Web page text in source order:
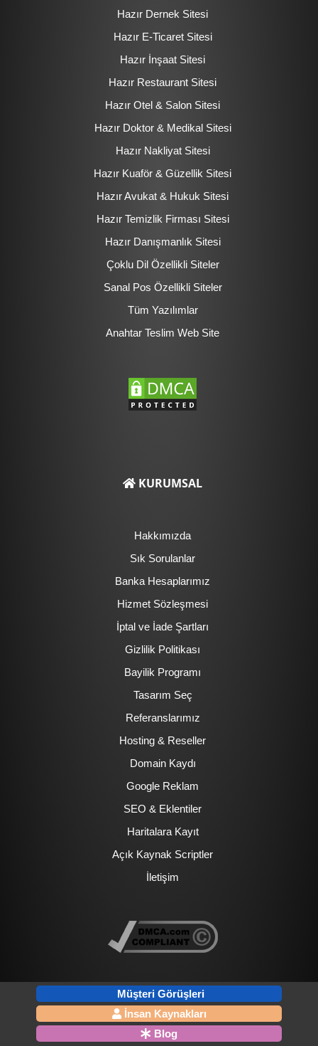
Hazır Dernek Sitesi
Hazır E-Ticaret Sitesi
Hazır İnşaat Sitesi
Hazır Restaurant Sitesi
Hazır Otel & Salon Sitesi
Hazır Doktor & Medikal Sitesi
Hazır Nakliyat Sitesi
Hazır Kuaför & Güzellik Sitesi
Hazır Avukat & Hukuk Sitesi
Hazır Temizlik Firması Sitesi
Hazır Danışmanlık Sitesi
Çoklu Dil Özellikli Siteler
Sanal Pos Özellikli Siteler
Tüm Yazılımlar
Anahtar Teslim Web Site
KURUMSAL
Hakkımızda
Sık Sorulanlar
Banka Hesaplarımız
Hizmet Sözleşmesi
İptal ve İade Şartları
Gizlilik Politikası
Bayilik Programı
Tasarım Seç
Referanslarımız
Hosting & Reseller
Domain Kaydı
Google Reklam
SEO & Eklentiler
Haritalara Kayıt
Açık Kaynak Scriptler
İletişim
Müşteri Görüşleri
İnsan Kaynakları
Blog